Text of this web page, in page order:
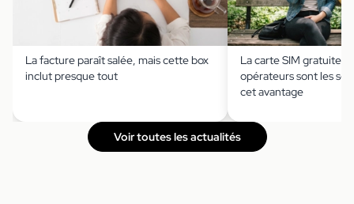
La facture paraît salée, mais cette box
inclut presque tout
La carte SIM gratuite ?
opérateurs sont les
cet avantage
Voir toutes les actualités